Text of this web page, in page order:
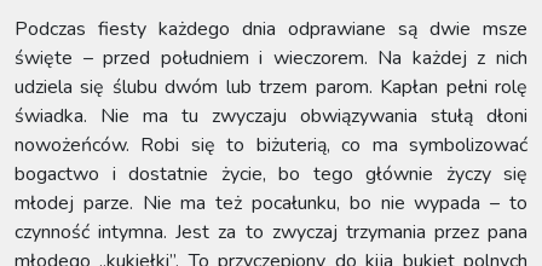
Podczas fiesty każdego dnia odprawiane są dwie msze
święte – przed południem i wieczorem. Na każdej z nich
udziela się ślubu dwóm lub trzem parom. Kapłan pełni rolę
świadka. Nie ma tu zwyczaju obwiązywania stułą dłoni
nowożeńców. Robi się to biżuterią, co ma symbolizować
bogactwo i dostatnie życie, bo tego głównie życzy się
młodej parze. Nie ma też pocałunku, bo nie wypada – to
czynność intymna. Jest za to zwyczaj trzymania przez pana